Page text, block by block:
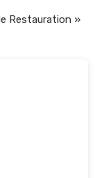
Restauration »